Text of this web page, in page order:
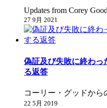
Updates from Corey
27 9月 2021
偽証及び失敗に終わっ
る返答
コーリー・グッドから
22 5月 2019